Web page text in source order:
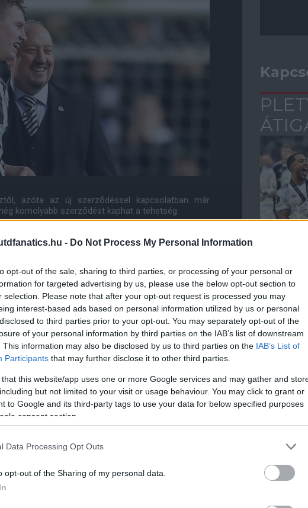
- Do Not Process My Personal Information
opt-out of the sale, sharing to third parties, or processing of your personal or
for targeted advertising by us, please use the below opt-out section to
selection. Please note that after your opt-out request is processed you may
interest-based ads based on personal information utilized by us or personal
to third parties prior to your opt-out. You may separately opt-out of the
of your personal information by third parties on the IAB’s list of downstream
This information may also be disclosed by us to third parties on the IAB’s List of
Participants that may further disclose it to other third parties.
that this website/app uses one or more Google services and may gather and
but not limited to your visit or usage behaviour. You may click to grant or
to Google and its third-party tags to use your data for below specified purposes
consent section.
Data Processing Opt Outs
opt-out of the Sharing of my personal data.
azóta az új szerződéssel kapcsolatban már
komolyabb szerződést kaphat a tehetség.
a Premier League-ben, viszont térdsérülésekkel
verekedte fel magát a kezdőbe, és a februári,
egyik nagy tehetségét látja.
on is!
működését!